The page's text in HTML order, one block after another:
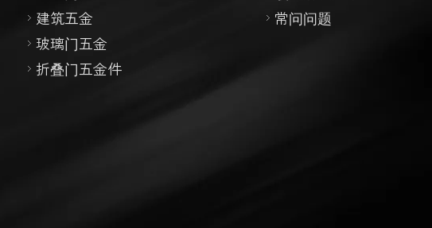
建筑五金
玻璃门五金
折叠门五金件
常问问题